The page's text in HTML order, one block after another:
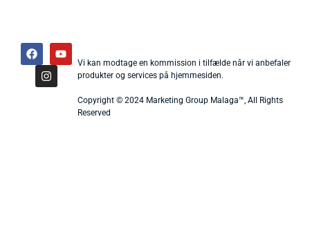
Vi kan modtage en kommission i tilfælde når vi anbefaler
produkter og services på hjemmesiden.
Copyright © 2024 Marketing Group Malaga™, All Rights
Reserved